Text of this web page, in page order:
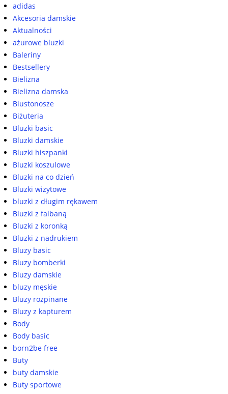
adidas
Akcesoria damskie
Aktualności
ażurowe bluzki
Baleriny
Bestsellery
Bielizna
Bielizna damska
Biustonosze
Biżuteria
Bluzki basic
Bluzki damskie
Bluzki hiszpanki
Bluzki koszulowe
Bluzki na co dzień
Bluzki wizytowe
bluzki z długim rękawem
Bluzki z falbaną
Bluzki z koronką
Bluzki z nadrukiem
Bluzy basic
Bluzy bomberki
Bluzy damskie
bluzy męskie
Bluzy rozpinane
Bluzy z kapturem
Body
Body basic
born2be free
Buty
buty damskie
Buty sportowe